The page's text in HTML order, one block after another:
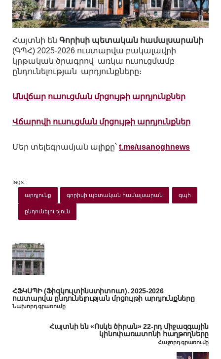
Հայտնի են Գորիսի պետական համալսարանի
(ԳՊՀ) 2025-2026 ուստարվա բակալավրի
կրթական ծրագրով առկա ուսուցմամբ
ընդունելության արդյունքները։
Անվճար ուսուցման մրցույթի արդյունքներ
Վճարովի ուսուցման մրցույթի արդյունքներ
Մեր տելեգրամյան ալիքը՝ t.me/usanoghnews
tags:
արդյունք գորիսի պետական համալսարան գպհ
ընդունելություն
ՀՖԿՍՊԻ (Ֆիզկուլտինստիտուտ). 2025-2026
ուստարվա ընդունելության մրցույթի արդյունքները
Նախորդ գրառումը
Հայտնի են «Ոսկե ծիրան» 22-րդ միջազգային
կինոփառատոնի հաղթողները
Հաջորդ գրառումը